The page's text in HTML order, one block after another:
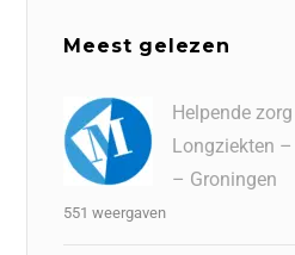
Meest gelezen
Helpende
Longziekten
– Groningen
551 weergaven